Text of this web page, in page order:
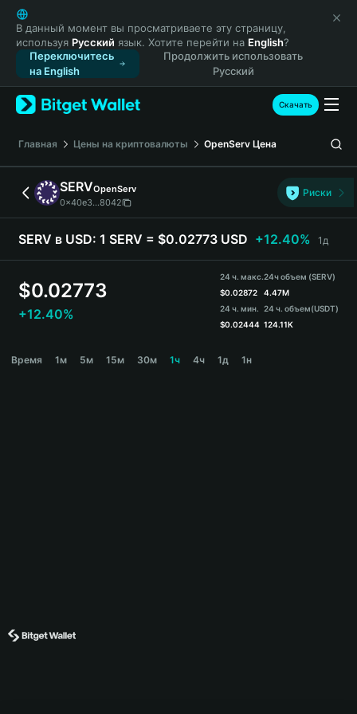
English
日本語
Tiếng Việt
Русский
Español (Latinoamérica)
Türkçe
Français
Deutsch
简体中文
繁體中文
Português (Portugal)
Bahasa Indonesia
ภาษาไทย
Español
Español (Argentina)
В данный момент вы просматриваете эту страницу,
используя Русский язык. Хотите перейти на English?
Переключитесь
на English
Продолжить использовать
Русский
Скачать
Главная Цены на криптовалюты OpenServ Цена
SERVOpenServ
0x40e3...8042
Риски
SERV в USD: 1 SERV = $0.02773 USD +12.40% 1д
$0.02773
+12.40%
24 ч. макс.
$0.02872
24 ч. мин.
$0.02444
24ч объем (SERV)
4.47M
24 ч. объем(USDT)
124.11K
Время 1м 5м 15м 30м 1ч 4ч 1д 1н